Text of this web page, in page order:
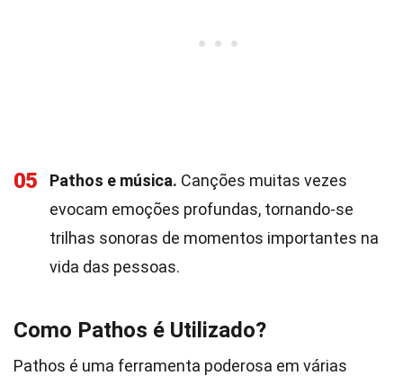
05 Pathos e música. Canções muitas vezes
evocam emoções profundas, tornando-se
trilhas sonoras de momentos importantes na
vida das pessoas.
Como Pathos é Utilizado?
Pathos é uma ferramenta poderosa em várias